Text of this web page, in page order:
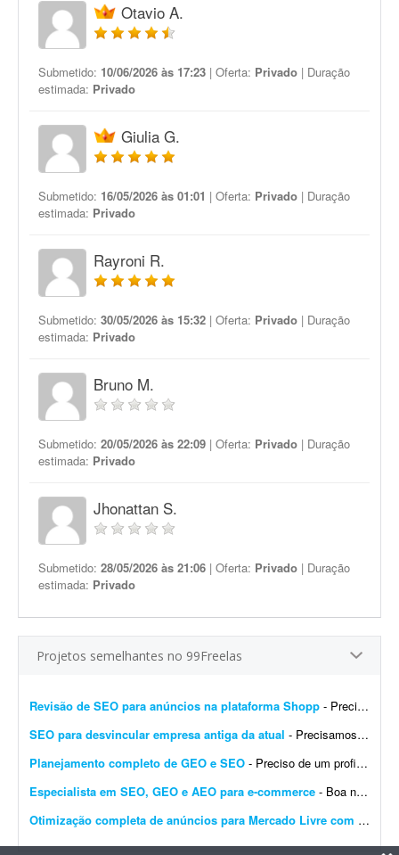
Otavio A.
Submetido: 10/06/2026 às 17:23 | Oferta: Privado | Duração
estimada: Privado
Giulia G.
Submetido: 16/05/2026 às 01:01 | Oferta: Privado | Duração
estimada: Privado
Rayroni R.
Submetido: 30/05/2026 às 15:32 | Oferta: Privado | Duração
estimada: Privado
Bruno M.
Submetido: 20/05/2026 às 22:09 | Oferta: Privado | Duração
estimada: Privado
Jhonattan S.
Submetido: 28/05/2026 às 21:06 | Oferta: Privado | Duração
estimada: Privado
Projetos semelhantes no 99Freelas
Revisão de SEO para anúncios na plataforma Shopp - Preciso de um profissional com experiência em SEO para a plataforma Shopp, que utilize as melhores ferramentas para revisar 12 anúncios já prontos. O trabalho consiste em revis...
SEO para desvincular empresa antiga da atual - Precisamos de um especialista em SEO para nos ajudar, junto a um cliente, a corrigir ou desvincular uma empresa antiga da empresa atual. Ao buscar pelo nome dessa antiga empresa no Google, aparece ...
Planejamento completo de GEO e SEO - Preciso de um profissional com entendimento de SEO e GEO para análise completa da minha marca online. A entrega deverá ser um planejamento estratégico completo, com pontos de a...
Especialista em SEO, GEO e AEO para e-commerce - Boa noite. Estou em busca de um profissional que seja especialista em SEO, GEO e AEO para realizar um trabalho no meu site de e-commerce. O objetivo é aperfeiçoar o SEO do site e posi...
Otimização completa de anúncios para Mercado Livre com qualidade 100%